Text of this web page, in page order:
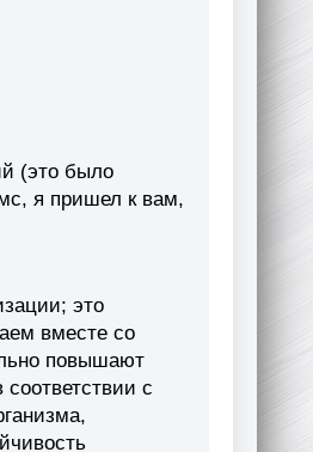
(это было
я пришел к вам,
это
вместе со
повышают
с